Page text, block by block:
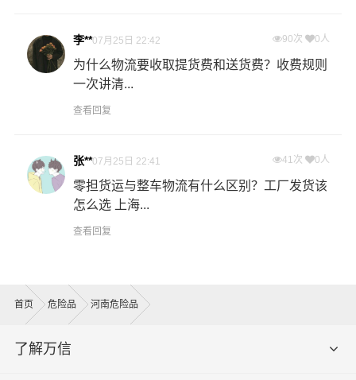
李**07月25日 22:42 90次 0人
为什么物流要收取提货费和送货费？收费规则
一次讲清...
查看回复
张**07月25日 22:41 41次 0人
零担货运与整车物流有什么区别？工厂发货该
怎么选 上海...
查看回复
首页 危险品 河南危险品
了解万信